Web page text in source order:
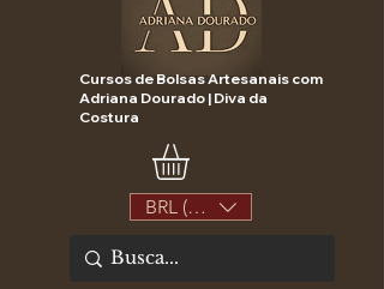
Cursos de Bolsas Artesanais com
Adriana Dourado | Diva da
Costura
BRL (R$)